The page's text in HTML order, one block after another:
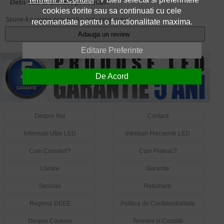
Detii sau ai utilizat produsul?
Spune-ti parerea acordand o nota produsului:
Adauga un review
Despre Noi Contact
Informatii Utile LED Intrebari Frecvente LED
Cum Comand? Cum Platesc?
Livrare Garantie
Sesizari Returnare
Regimul DEEE Politica de Confidentialitate
Despre Cookies Termeni si Conditii
cookies dorite sau sa continuati cu cele
recomandate pentru o functionalitate maxima.
Editare Preferinte
De Acord